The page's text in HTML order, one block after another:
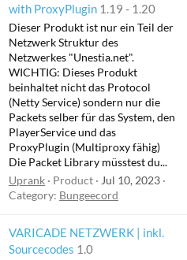
with ProxyPlugin 1.19 - 1.20
Dieser Produkt ist nur ein Teil der
Netzwerk Struktur des
Netzwerkes "Unestia.net".
WICHTIG: Dieses Produkt
beinhaltet nicht das Protocol
(Netty Service) sondern nur die
Packets selber für das System, den
PlayerService und das
ProxyPlugin (Multiproxy fähig)
Die Packet Library müsstest du...
Uprank
Product
Jul 10, 2023
Category: Bungeecord
VARICADE NETZWERK | inkl.
Sourcecodes 1.0